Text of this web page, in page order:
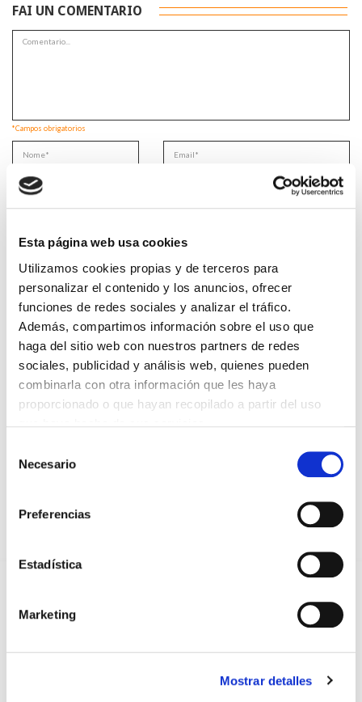
Esta página web usa cookies
Utilizamos cookies propias y de terceros para
personalizar el contenido y los anuncios, ofrecer
funciones de redes sociales y analizar el tráfico.
Además, compartimos información sobre el uso que
haga del sitio web con nuestros partners de redes
sociales, publicidad y análisis web, quienes pueden
combinarla con otra información que les haya
proporcionado o que hayan recopilado a partir del uso
Necesario
Preferencias
Estadística
Marketing
Mostrar detalles
FAI UN COMENTARIO
*Campos obrigatorios
DESTACADAS
SANIDAD CREA UN DIPLOMA OFICIAL PARA RECONOCER LA
LABOR DE LOS TUTORES DE RESIDENTES
06/08/2026
LA ALIANZA MÉDICA POR LA SALUD PLANETARIA SE ADHIERE
AL PACTO DE ESTADO FRENTE A LA EMERGENCIA CLIMÁTICA
03/08/2026
31/07/2026
REFORMA DE LAS MUTUALIDADES ALTERNATIVAS Y LA
PASARELA AL RETA
EL COLEGIO MÉDICO DE OURENSE CONVOCA EL I CERTAMEN
DE CASOS CLÍNICOS PARA MÉDICOS INTERNOS RESIDENTES
TRÁFICO SUPRIME LAS EXENCIONES MÉDICAS PARA EL USO
CONDICIONES DE LOS MÉDICOS QUE ATIENDEN A